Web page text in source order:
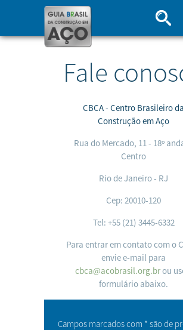
Fale
CBCA - Centro Brasileiro da
Construção em Aço
Rua do Mercado, 11 - 18º
Centro
Rio de Janeiro - RJ
Cep: 20010-120
Tel: +55 (21) 3445-6332
Para entrar em contato com o
envie e-mail para
cbca@acobrasil.org.brou
formulário abaixo.
Campos marcados com * são de